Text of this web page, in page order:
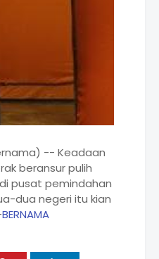
-- Keadaan
beransur pulih
pusat pemindahan
dua negeri itu kian
BERNAMA